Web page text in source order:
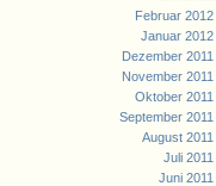
Februar 2012
Januar 2012
Dezember 2011
November 2011
Oktober 2011
September 2011
August 2011
Juli 2011
Juni 2011